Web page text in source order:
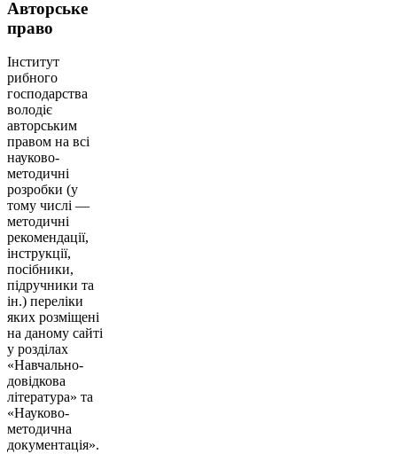
Авторське
право
Інститут
рибного
господарства
володіє
авторським
правом на всі
науково-
методичні
розробки (у
тому числі —
методичні
рекомендації,
інструкції,
посібники,
підручники та
ін.) переліки
яких розміщені
на даному сайті
у розділах
«Навчально-
довідкова
література» та
«Науково-
методична
документація».